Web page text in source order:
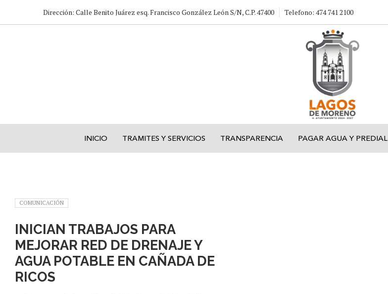
Dirección: Calle Benito Juárez esq. Francisco González León S/N, C.P. 47400 Telefono: 474 741 2100
INICIO TRAMITES Y SERVICIOS TRANSPARENCIA PAGAR AGUA Y PREDIAL
COMUNICACIÓN
INICIAN TRABAJOS PARA
MEJORAR RED DE DRENAJE Y
AGUA POTABLE EN CAÑADA DE
RICOS